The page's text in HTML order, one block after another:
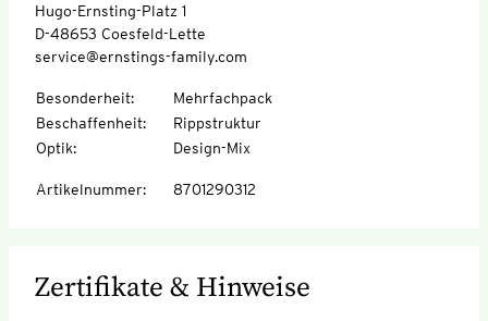
Hugo-Ernsting-Platz 1
D-48653 Coesfeld-Lette
service@ernstings-family.com
Besonderheit:
Mehrfachpack
Beschaffenheit:
Rippstruktur
Optik: Design-Mix
Artikelnummer: 8701290312
Zertifikate & Hinweise